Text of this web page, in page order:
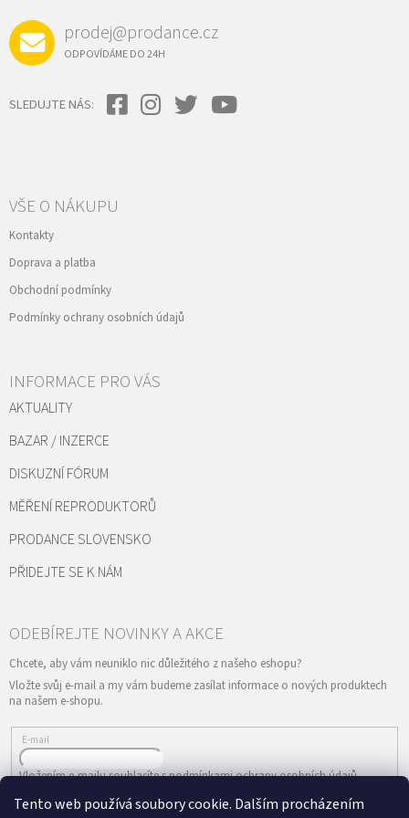
Tento web používá soubory cookie. Dalším procházením
prodej@prodance.cz
ODPOVÍDÁME DO 24H
SLEDUJTE NÁS:
VŠE O NÁKUPU
Kontakty
Doprava a platba
Obchodní podmínky
Podmínky ochrany osobních údajů
INFORMACE PRO VÁS
AKTUALITY
BAZAR / INZERCE
DISKUZNÍ FÓRUM
MĚŘENÍ REPRODUKTORŮ
PRODANCE SLOVENSKO
PŘIDEJTE SE K NÁM
Vložte svůj e-mail a my vám budeme zasílat informace o nových produktech
na našem e-shopu.
E-mail
Vložením e-mailu souhlasíte spodmínkami ochrany osobních údajů